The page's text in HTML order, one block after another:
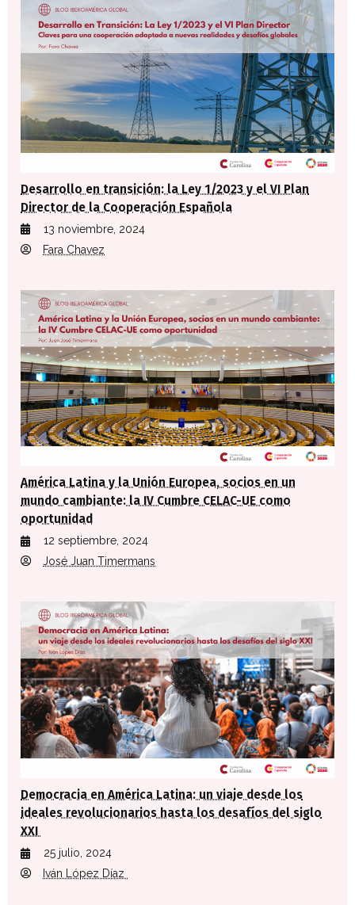
Desarrollo en transición: la Ley 1/2023 y el VI Plan
Director de la Cooperación Española
13 noviembre, 2024
Fara Chavez
América Latina y la Unión Europea, socios en un
mundo cambiante: la IV Cumbre CELAC-UE como
oportunidad
12 septiembre, 2024
José Juan Timermans
Democracia en América Latina: un viaje desde los
ideales revolucionarios hasta los desafíos del siglo
XXI
25 julio, 2024
Iván López Díaz